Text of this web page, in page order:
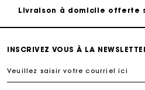
Livraison à domicile offerte
Suivi de
INSCRIVEZ VOUS À LA
Veuillez saisir votre courriel ici